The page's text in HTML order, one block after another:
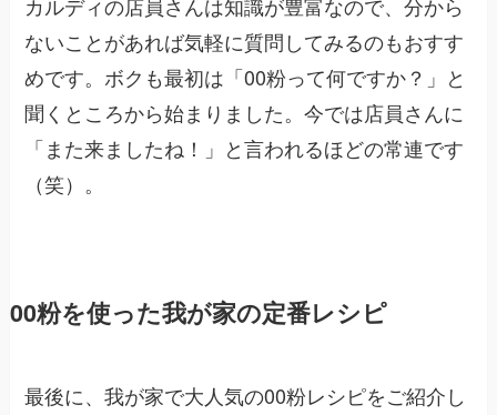
カルディの店員さんは知識が豊富なので、分から
ないことがあれば気軽に質問してみるのもおすす
めです。ボクも最初は「00粉って何ですか？」と
聞くところから始まりました。今では店員さんに
「また来ましたね！」と言われるほどの常連です
（笑）。
00粉を使った我が家の定番レシピ
最後に、我が家で大人気の00粉レシピをご紹介し